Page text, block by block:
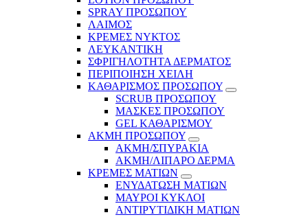
SPRAY ΠΡΟΣΩΠΟΥ
ΛΑΙΜΟΣ
ΚΡΕΜΕΣ ΝΥΚΤΟΣ
ΛΕΥΚΑΝΤΙΚΗ
ΣΦΡΙΓΗΛΟΤΗΤΑ ΔΕΡΜΑΤΟΣ
ΠΕΡΙΠΟΙΗΣΗ ΧΕΙΛΗ
ΚΑΘΑΡΙΣΜΟΣ ΠΡΟΣΩΠΟΥ
SCRUB ΠΡΟΣΩΠΟΥ
ΜΑΣΚΕΣ ΠΡΟΣΩΠΟΥ
GEL ΚΑΘΑΡΙΣΜΟΥ
ΑΚΜΗ ΠΡΟΣΩΠΟΥ
ΑΚΜΗ/ΣΠΥΡΑΚΙΑ
ΑΚΜΗ/ΛΙΠΑΡΟ ΔΕΡΜΑ
ΚΡΕΜΕΣ ΜΑΤΙΩΝ
ΕΝΥΔΑΤΩΣΗ ΜΑΤΙΩΝ
ΜΑΥΡΟΙ ΚΥΚΛΟΙ
ΑΝΤΙΡΥΤΙΔΙΚΗ ΜΑΤΙΩΝ